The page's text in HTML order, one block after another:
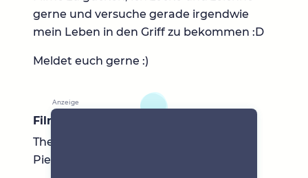
gerne und versuche gerade irgendwie
mein Leben in den Griff zu bekommen :D
Meldet euch gerne :)
Filme & Serien
The Gentlemen, Sons of Anarchy, One
Piece